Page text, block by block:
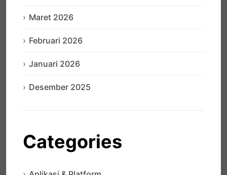
Maret 2026
Februari 2026
Januari 2026
Desember 2025
Categories